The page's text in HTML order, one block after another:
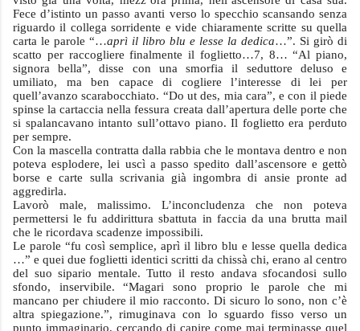
Fece d’istinto un passo avanti verso lo specchio scansando senza
riguardo il collega sorridente e vide chiaramente scritte su quella
carta le parole “…aprì il libro blu e lesse la dedica…”. Si girò di
scatto per raccogliere finalmente il foglietto…7, 8… “Al piano,
signora bella”, disse con una smorfia il seduttore deluso e
umiliato, ma ben capace di cogliere l’interesse di lei per
quell’avanzo scarabocchiato. “Do ut des, mia cara”, e con il piede
spinse la cartaccia nella fessura creata dall’apertura delle porte che
si spalancavano intanto sull’ottavo piano. Il foglietto era perduto
per sempre.
Con la mascella contratta dalla rabbia che le montava dentro e non
poteva esplodere, lei uscì a passo spedito dall’ascensore e gettò
borse e carte sulla scrivania già ingombra di ansie pronte ad
aggredirla.
Lavorò male, malissimo. L’inconcludenza che non poteva
permettersi le fu addirittura sbattuta in faccia da una brutta mail
che le ricordava scadenze impossibili.
Le parole “fu così semplice, aprì il libro blu e lesse quella dedica
…” e quei due foglietti identici scritti da chissà chi, erano al centro
del suo sipario mentale. Tutto il resto andava sfocandosi sullo
sfondo, inservibile. “Magari sono proprio le parole che mi
mancano per chiudere il mio racconto. Di sicuro lo sono, non c’è
altra spiegazione.”, rimuginava con lo sguardo fisso verso un
punto immaginario, cercando di capire come mai terminasse quel